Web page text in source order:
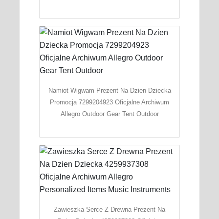
Namiot Wigwam Prezent Na Dzien Dziecka
Promocja 7299204923 Oficjalne Archiwum
Allegro Outdoor Gear Tent Outdoor
Zawieszka Serce Z Drewna Prezent Na